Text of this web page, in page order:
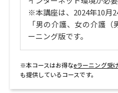
※本講座は、2024年10月
「男の介護、女の介護
ーニング版です。
※本コースはお得なeラーニング受
も提供しているコースです。